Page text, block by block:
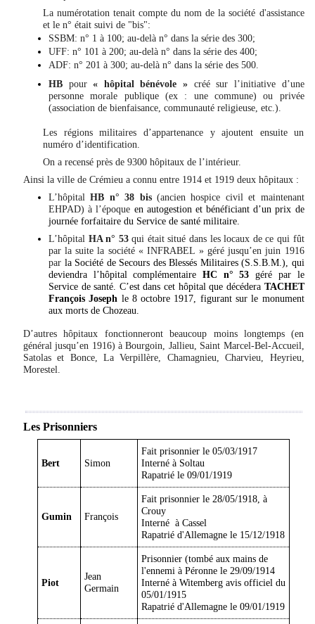
La numérotation tenait compte du nom de la société d'assistance
et le n° était suivi de "bis":
SSBM: n° 1 à 100; au-delà n° dans la série des 300;
UFF: n° 101 à 200; au-delà n° dans la série des 400;
ADF: n° 201 à 300; au-delà n° dans la série des 500.
HB pour« hôpital bénévole » créé sur l’initiative d’une
personne morale publique (ex : une commune) ou privée
(association de bienfaisance, communauté religieuse, etc.).
Les régions militaires d’appartenance y ajoutent ensuite un
numéro d’identification.
On a recensé près de 9300 hôpitaux de l’intérieur.
Ainsi la ville de Crémieu a connu entre 1914 et 1919 deux hôpitaux :
L’hôpitalHB n° 38 bis(ancien hospice civil et maintenant
EHPAD) à l’époque en autogestion et bénéficiant d’un prix de
journée forfaitaire du Service de santé militaire.
L’hôpital HA n° 53qui était situé dans les locaux de ce qui fût
par la suite la société « INFRABEL » géré jusqu’en juin 1916
par la Société de Secours des Blessés Militaires (S.S.B.M.), qui
deviendra l’hôpital complémentaireHC n° 53 géré par le
Service de santé. C’est dans cet hôpital que décédera TACHET
François Joseph le 8 octobre 1917, figurant sur le monument
aux morts de Chozeau.
D’autres hôpitaux fonctionneront beaucoup moins longtemps (en
général jusqu’en 1916) à Bourgoin, Jallieu, Saint Marcel-Bel-Accueil,
Satolas et Bonce, La Verpillère, Chamagnieu, Charvieu, Heyrieu,
Morestel.
Les Prisonniers
Bert Simon
Fait prisonnier le 05/03/1917
Interné à Soltau
Rapatrié le 09/01/1919
Gumin François
Fait prisonnier le 28/05/1918, à
Crouy
Interné à Cassel
Rapatrié d'Allemagne le 15/12/1918
Piot
Jean
Germain
Prisonnier (tombé aux mains de
l'ennemi à Péronne le 29/09/1914
Interné à Witemberg avis officiel du
05/01/1915
Rapatrié d'Allemagne le 09/01/1919